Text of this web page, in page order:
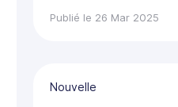
Publié le 26 Mar 2025
Nouvelle